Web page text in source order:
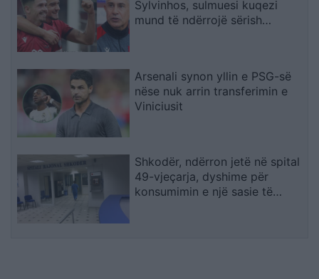
Sylvinhos, sulmuesi kuqezi
mund të ndërrojë sërish
Arsenali synon yllin e PSG-së
nëse nuk arrin transferimin e
Viniciusit
Shkodër, ndërron jetë në spital
49-vjeçarja, dyshime për
konsumimin e një sasie të